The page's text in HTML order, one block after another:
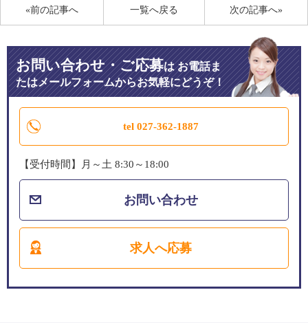
«前の記事へ 次の記事へ»
一覧へ戻る
お問い合わせ・ご応募はお電話ま
たはメールフォームからお気軽にどうぞ！
tel 027-362-1887
【受付時間】月～土 8:30～18:00
お問い合わせ
求人へ応募